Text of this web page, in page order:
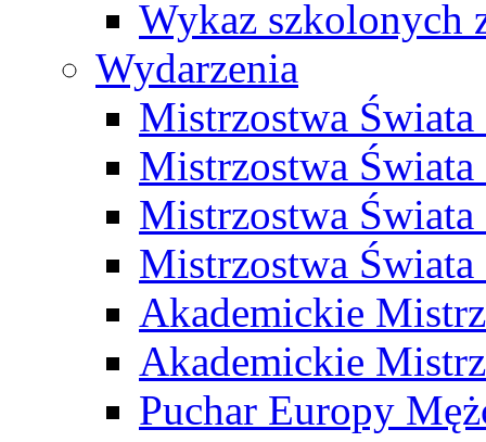
Wykaz szkolonych
Wydarzenia
Mistrzostwa
Mistrzostwa
Mistrzostwa
Mistrzostwa
Akademickie
Akademickie
Puchar Europy